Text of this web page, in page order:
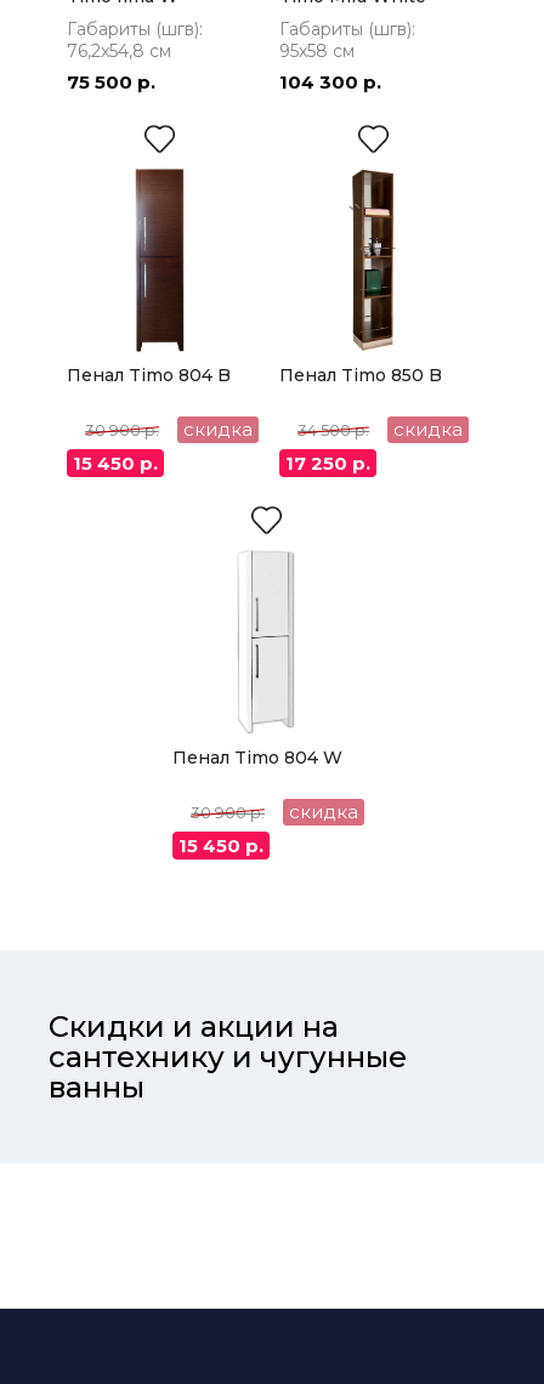
Габариты (шгв):
76,2x54,8 см
75 500 р.
Габариты (шгв):
95x58 см
104 300 р.
Пенал Timo 804 B
30 900 р.
скидка
15 450 р.
Пенал Timo 850 B
34 500 р.
скидка
17 250 р.
Пенал Timo 804 W
30 900 р.
скидка
15 450 р.
Скидки и акции на
сантехнику и чугунные
ванны